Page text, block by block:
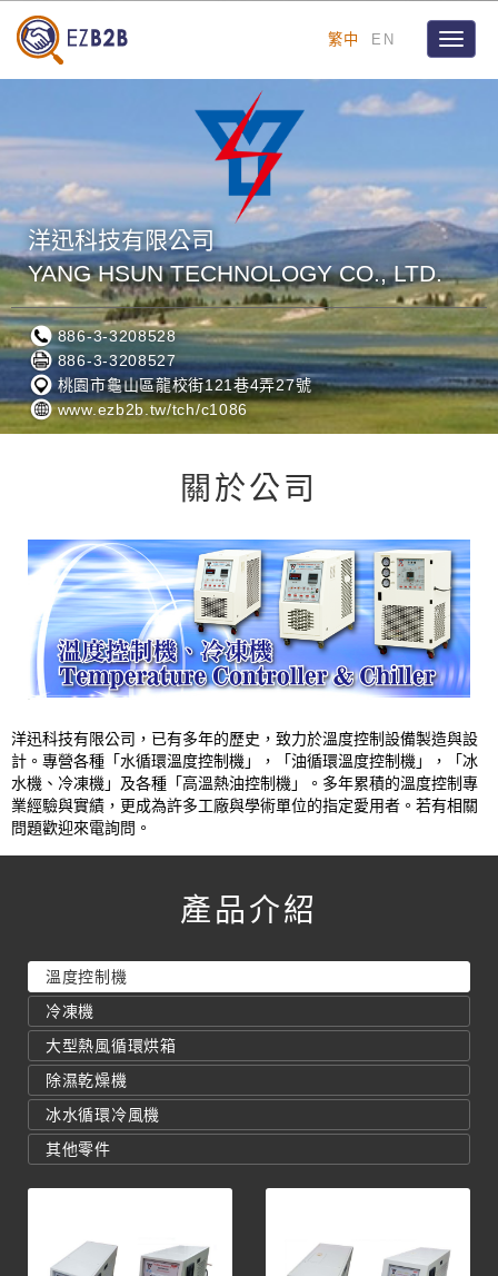
繁中 EN
Toggle
洋迅科技有限公司
YANG HSUN TECHNOLOGY CO., LTD.
886-3-3208528
886-3-3208527
桃園市龜山區龍校街121巷4弄27號
www.ezb2b.tw/tch/c1086
關於公司
洋迅科技有限公司，已有多年的歷史，致力於溫度控制設備製造與設
計。專營各種「水循環溫度控制機」，「油循環溫度控制機」，「冰
水機、冷凍機」及各種「高溫熱油控制機」。多年累積的溫度控制專
業經驗與實績，更成為許多工廠與學術單位的指定愛用者。若有相關
問題歡迎來電詢問。
產品介紹
溫度控制機
冷凍機
大型熱風循環烘箱
除濕乾燥機
冰水循環冷風機
其他零件